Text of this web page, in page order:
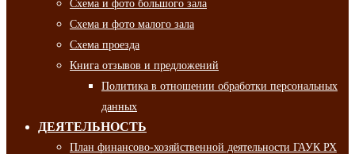
Схема и фото большого зала
Схема и фото малого зала
Схема проезда
Книга отзывов и предложений
Политика в отношении обработки персональных
данных
ДЕЯТЕЛЬНОСТЬ
План финансово-хозяйственной деятельности ГАУК РХ